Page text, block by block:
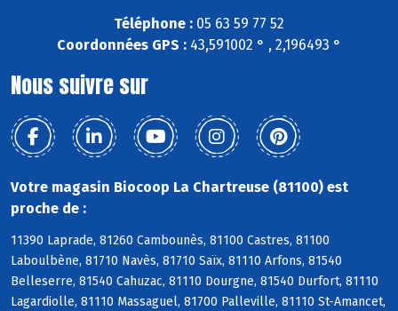
Téléphone : 05 63 59 77 52
Coordonnées GPS : 43,591002 ° , 2,196493 °
Nous suivre sur
Votre magasin Biocoop La Chartreuse (81100) est
proche de :
11390 Laprade, 81260 Cambounès, 81100 Castres, 81100
Laboulbène, 81710 Navès, 81710 Saïx, 81110 Arfons, 81540
Belleserre, 81540 Cahuzac, 81110 Dourgne, 81540 Durfort, 81110
Lagardiolle, 81110 Massaguel, 81700 Palleville, 81110 St-Amancet,